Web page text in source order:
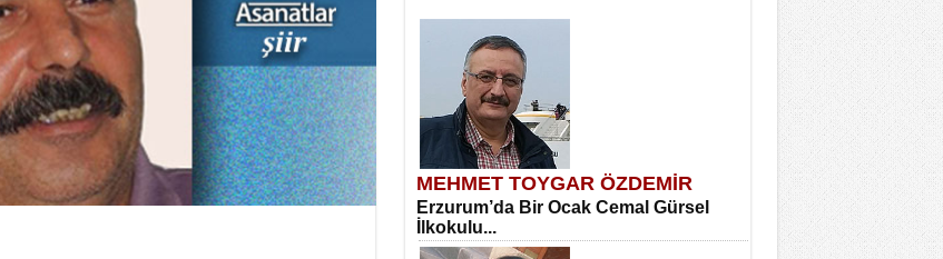
MEHMET TOYGAR ÖZDEMİR
Erzurum’da Bir Ocak Cemal Gürsel
İlkokulu...